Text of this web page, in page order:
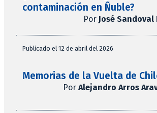
contaminación en Ñuble?
Por José Sandoval
Publicado el 12 de abril del 2026
Memorias de la Vuelta de
Por Alejandro Arros